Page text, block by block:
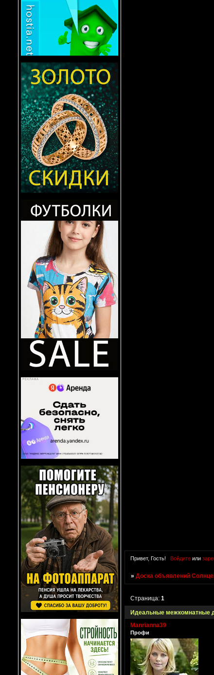
Привет, Гость! Войдитеили
»Доска объявлений
Идеальные межкомнатные
Страница:1
Manrianna39
Профи